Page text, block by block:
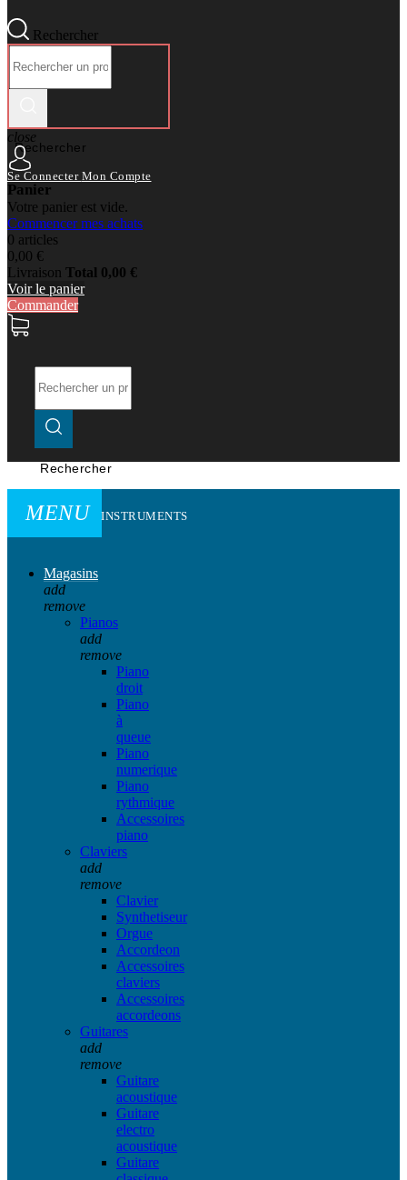
Rechercher
Rechercher
close
Se Connecter Mon Compte
Panier
Votre panier est vide.
Commencer mes achats
0 articles
0,00 €
Livraison Total 0,00 €
Voir le panier
Commander
Rechercher
MENU INSTRUMENTS
Magasins
add
remove
Pianos
add
remove
Piano
droit
Piano
à
queue
Piano
numerique
Piano
rythmique
Accessoires
piano
Claviers
add
remove
Clavier
Synthetiseur
Orgue
Accordeon
Accessoires
claviers
Accessoires
accordeons
Guitares
add
remove
Guitare
acoustique
Guitare
electro
acoustique
Guitare